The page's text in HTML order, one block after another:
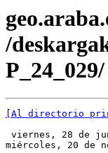
/
P_24_029/
[Al directorio
viernes, 28 de
miércoles, 20 de